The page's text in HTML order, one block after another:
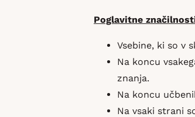
Poglavitne
Vsebine, ki so v
Na koncu
znanja.
Na koncu
Na vsaki strani